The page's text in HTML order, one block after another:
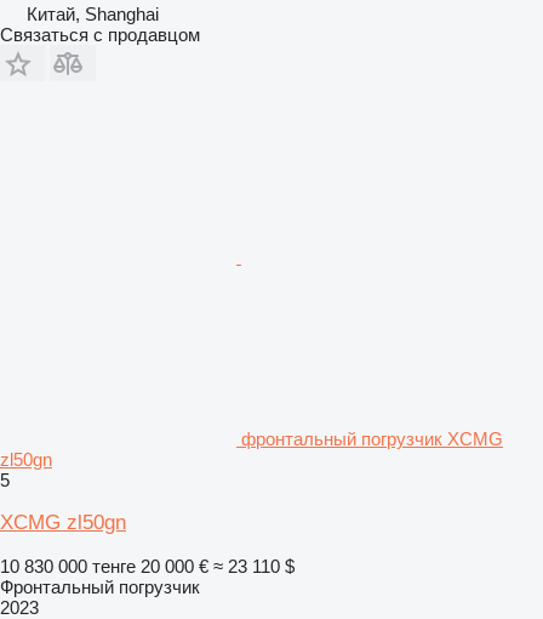
Китай, Shanghai
Связаться с продавцом
фронтальный погрузчик XCMG
zl50gn
5
XCMG zl50gn
10 830 000 тенге 20 000 € ≈ 23 110 $
Фронтальный погрузчик
2023